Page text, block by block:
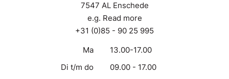
7547 AL Enschede
e.g. Read more
+31 (0)85 - 90 25 995
Ma
13.00-17.00
Di t/m do
09.00 - 17.00